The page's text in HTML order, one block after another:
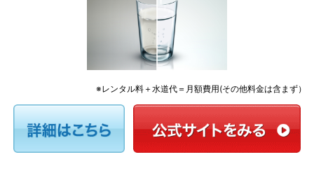
※レンタル料＋水道代＝月額費用(その他料金は含まず）